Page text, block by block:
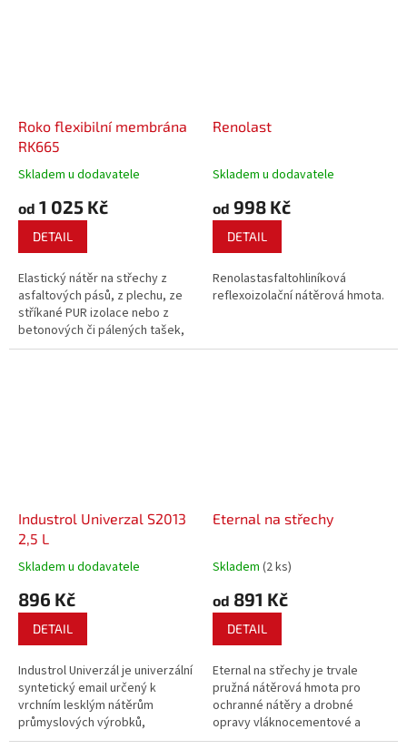
Roko flexibilní membrána
RK665
Skladem u dodavatele
od 1 025 Kč
DETAIL
Elastický nátěr na střechy z
asfaltových pásů, z plechu, ze
stříkané PUR izolace nebo z
betonových či pálených tašek,
který zabraňuje pronikání vody
Renolast
Skladem u dodavatele
od 998 Kč
DETAIL
Renolastasfaltohliníková
reflexoizolační nátěrová hmota.
Industrol Univerzal S2013
2,5 L
Skladem u dodavatele
896 Kč
DETAIL
Industrol Univerzál je univerzální
syntetický email určený k
vrchním lesklým nátěrům
průmyslových výrobků,
konstrukcí, strojů, automobilů a
Eternal na střechy
Skladem (2 ks)
od 891 Kč
DETAIL
Eternal na střechy je trvale
pružná nátěrová hmota pro
ochranné nátěry a drobné
opravy vláknocementové a
betonové střešní krytiny